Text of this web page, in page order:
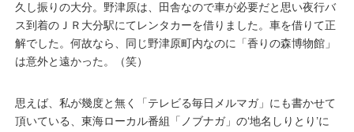
久し振りの大分。野津原は、田舎なので車が必要だと思い夜行バ
ス到着のＪＲ大分駅にてレンタカーを借りました。車を借りて正
解でした。何故なら、同じ野津原町内なのに「香りの森博物館」
は意外と遠かった。（笑）
思えば、私が幾度と無く「テレビる毎日メルマガ」にも書かせて
頂いている、東海ローカル番組「ノブナガ」の‘地名しりとり’に